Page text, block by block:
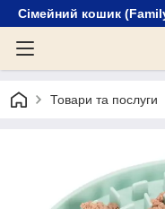
Сімейний кошик
Товари та послуги